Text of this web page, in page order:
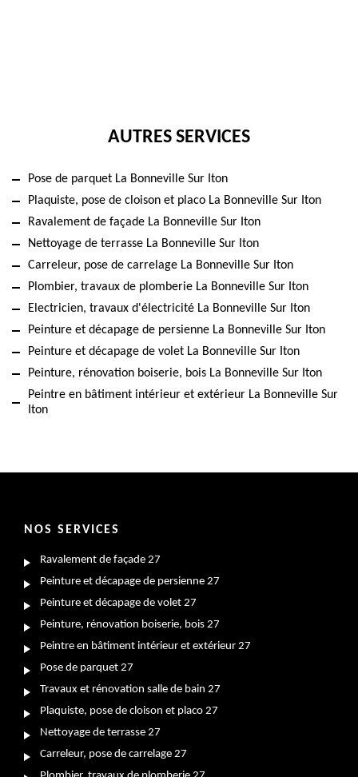
AUTRES SERVICES
Pose de parquet La Bonneville Sur Iton
Plaquiste, pose de cloison et placo La Bonneville Sur Iton
Ravalement de façade La Bonneville Sur Iton
Nettoyage de terrasse La Bonneville Sur Iton
Carreleur, pose de carrelage La Bonneville Sur Iton
Plombier, travaux de plomberie La Bonneville Sur Iton
Electricien, travaux d'électricité La Bonneville Sur Iton
Peinture et décapage de persienne La Bonneville Sur Iton
Peinture et décapage de volet La Bonneville Sur Iton
Peinture, rénovation boiserie, bois La Bonneville Sur Iton
Peintre en bâtiment intérieur et extérieur La Bonneville Sur
Iton
NOS SERVICES
Ravalement de façade 27
Peinture et décapage de persienne 27
Peinture et décapage de volet 27
Peinture, rénovation boiserie, bois 27
Peintre en bâtiment intérieur et extérieur 27
Pose de parquet 27
Travaux et rénovation salle de bain 27
Plaquiste, pose de cloison et placo 27
Nettoyage de terrasse 27
Carreleur, pose de carrelage 27